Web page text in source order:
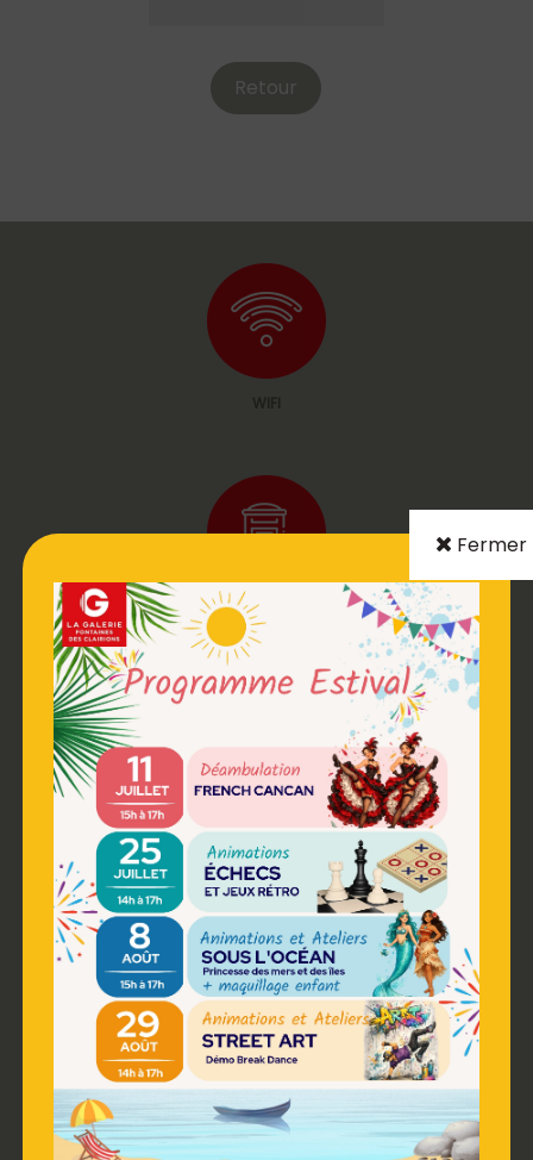
Retour
BOITE AUX LETTRES
DISTRIBUTEUR
RESTAURATION
Fermer